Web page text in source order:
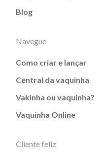
Blog
Navegue
Como criar e lançar
Central da vaquinha
Vakinha ou vaquinha?
Vaquinha Online
Cliente feliz